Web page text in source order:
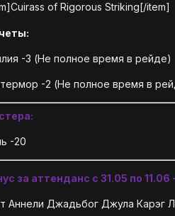
of Rigorous Striking[/item]
-3 (Не полное время в рейде)
-2 (Не полное время в
-20
за аттенданс с 31.05 по 11.06
Аннели Джадьбог Джула Карэг